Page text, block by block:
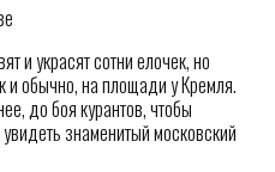
и украсят сотни елочек, но
и обычно, на площади у Кремля.
до боя курантов, чтобы
знаменитый московский